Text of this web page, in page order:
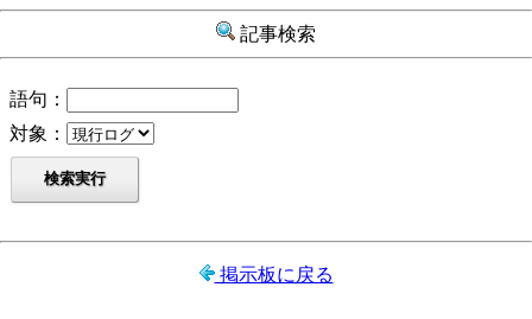
記事検索
語句：
対象：
掲示板に戻る